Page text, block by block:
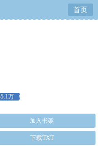
首页
万
加入书架
下载TXT